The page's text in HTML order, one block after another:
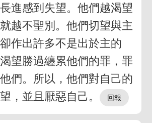
進感到失望。他們越渴望
越不聖別。他們切望與主
作出許多不是出於主的
望勝過纏累他們的罪，罪
們。所以，他們對自己的
，並且厭惡自己。